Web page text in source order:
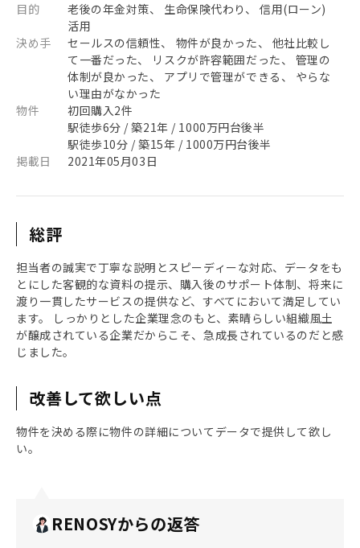
目的
老後の年金対策、 生命保険代わり、 信用(ローン)
活用
決め手
セールスの信頼性、 物件が良かった、 他社比較し
て一番だった、 リスクが許容範囲だった、 管理の
体制が良かった、 アプリで管理ができる、 やらな
い理由がなかった
物件
初回購入2件
駅徒歩6分 / 築21年 / 1000万円台後半
駅徒歩10分 / 築15年 / 1000万円台後半
掲載日
2021年05月03日
総評
担当者の誠実で丁寧な説明とスピーディーな対応、データをも
とにした客観的な資料の提示、購入後のサポート体制、将来に
渡り一貫したサービスの提供など、すべてにおいて満足してい
ます。 しっかりとした企業理念のもと、素晴らしい組織風土
が醸成されている企業だからこそ、急成長されているのだと感
じました。
改善して欲しい点
物件を決める際に物件の詳細についてデータで提供して欲し
い。
RENOSYからの返答